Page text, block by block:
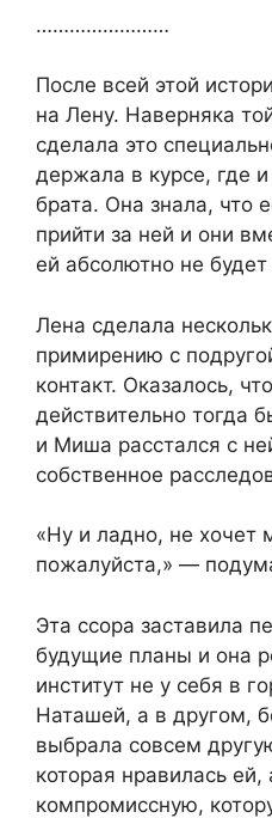
……………………
После всей этой
на Лену. Наверняка
сделала это
держала в курсе, где
брата. Она знала, что
прийти за ней и они
ей абсолютно не
Лена сделала
примирению с
контакт. Оказалось,
действительно тогда
и Миша расстался с
собственное
«Ну и ладно, не хочет
пожалуйста,» —
Эта ссора заставила
будущие планы и она
институт не у себя в
Наташей, а в другом,
выбрала совсем
которая нравилась ей,
компромиссную,